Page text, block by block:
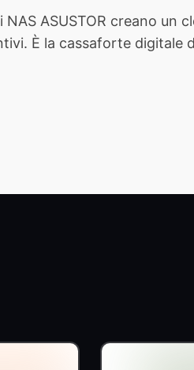
ASUSTOR creano un
È la cassaforte digitale